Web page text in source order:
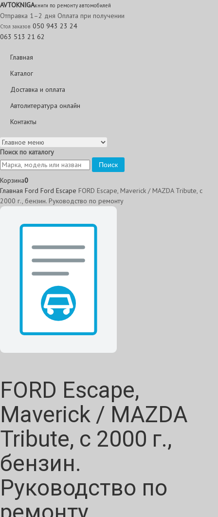
AVTOKNIGAкниги по ремонту автомобилей
Отправка 1–2 дня Оплата при получении
Стол заказов 050 943 23 24
063 513 21 62
Главная
Каталог
Доставка и оплата
Автолитература онлайн
Контакты
Поиск по каталогу
Поиск
Корзина0
Главная Ford Ford Escape FORD Escape, Maverick / MAZDA Tribute, с
2000 г., бензин. Руководство по ремонту
FORD Escape,
Maverick / MAZDA
Tribute, с 2000 г.,
бензин.
Руководство по